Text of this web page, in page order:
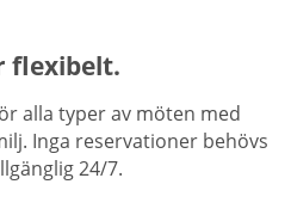
flexibelt.
alla typer av möten med
Inga reservationer behövs
24/7.